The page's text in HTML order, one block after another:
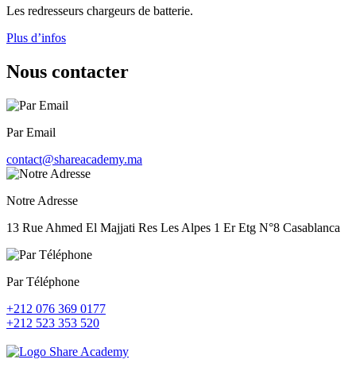
Les redresseurs chargeurs de batterie.
Plus d’infos
Nous contacter
Par Email
contact@shareacademy.ma
Notre Adresse
13 Rue Ahmed El Majjati Res Les Alpes 1 Er Etg N°8 Casablanca
Par Téléphone
+212 076 369 0177
+212 523 353 520